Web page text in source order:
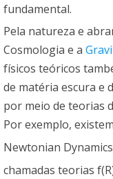
fundamental.
Pela natureza e
Cosmologia e a
físicos teóricos
de matéria escura e
por meio de teorias
Por exemplo,
Newtonian
chamadas teorias